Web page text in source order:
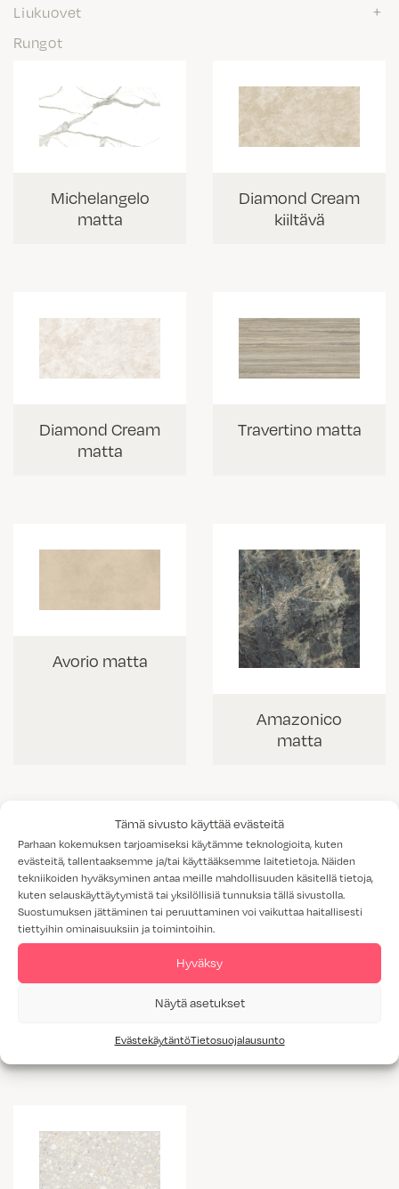
Tämä sivusto käyttää evästeitä
Parhaan kokemuksen tarjoamiseksi käytämme teknologioita, kuten
evästeitä, tallentaaksemme ja/tai käyttääksemme laitetietoja. Näiden
tekniikoiden hyväksyminen antaa meille mahdollisuuden käsitellä tietoja,
kuten selauskäyttäytymistä tai yksilöllisiä tunnuksia tällä sivustolla.
Suostumuksen jättäminen tai peruuttaminen voi vaikuttaa haitallisesti
tiettyihin ominaisuuksiin ja toimintoihin.
Hyväksy
Näytä asetukset
EvästekäytäntöTietosuojalausunto
Liukuovet
Rungot
Michelangelo
matta
Diamond Cream
kiiltävä
Diamond Cream
matta
Travertino matta
Avorio matta
Amazonico
matta
Abu Dhabi matta
matta